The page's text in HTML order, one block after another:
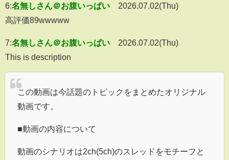
6:名無しさん＠お腹いっぱい
2026.07.02(Thu)
高評価89wwwww
7:名無しさん＠お腹いっぱい
2026.07.02(Thu)
This is description
この動画は今話題のトピックをまとめたオリジナル
動画です。
■動画の内容について
動画のシナリオは2ch(5ch)のスレッドをモチーフと